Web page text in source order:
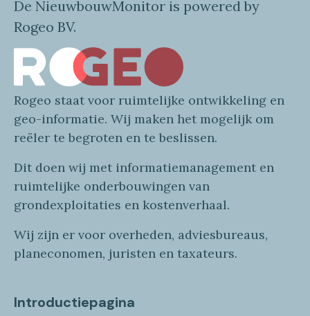
De NieuwbouwMonitor is powered by
Rogeo BV.
Rogeo staat voor ruimtelijke ontwikkeling en
geo-informatie. Wij maken het mogelijk om
reëler te begroten en te beslissen.
Dit doen wij met informatiemanagement en
ruimtelijke onderbouwingen van
grondexploitaties en kostenverhaal.
Wij zijn er voor overheden, adviesbureaus,
planeconomen, juristen en taxateurs.
Introductiepagina